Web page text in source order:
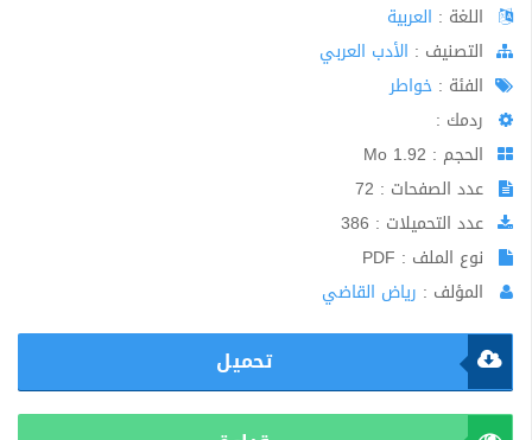
اللغة : العربية
اﻟﺘﺼﻨﻴﻒ : الأدب العربي
الفئة : خواطر
ردمك :
الحجم : 1.92 Mo
عدد الصفحات : 72
عدد التحميلات : 386
نوع الملف : PDF
المؤلف : رياض القاضي
تحميل